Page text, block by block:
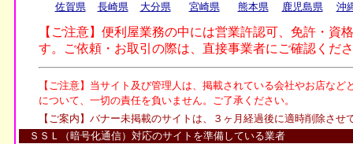
佐賀県
長崎県 大分県 宮崎県 熊本県 鹿児島県 沖
ＳＳＬ（暗号化通信）対応のサイトを準備している業者